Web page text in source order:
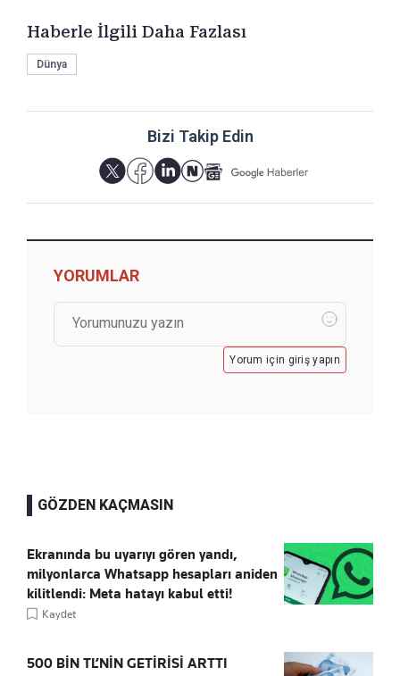
Haberle İlgili Daha Fazlası
Dünya
Bizi Takip Edin
YORUMLAR
Yorum için giriş yapın
GÖZDEN KAÇMASIN
Ekranında bu uyarıyı gören yandı,
milyonlarca Whatsapp hesapları aniden
kilitlendi: Meta hatayı kabul etti!
Kaydet
500 BİN TL’NİN GETİRİSİ ARTTI